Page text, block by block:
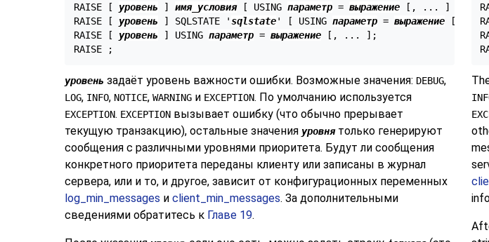
RAISE [
уровень ] имя_условия [ USING параметр = выражение [ , ... ]
RAISE [
уровень ] SQLSTATE 'sqlstate' [ USING параметр = выражение [ , ...
RAISE [
уровень ] USING параметр = выражение [ , ...
];
уровень задаёт уровень важности ошибки. Возможные значения: DEBUG,
LOG, INFO, NOTICE, WARNING и EXCEPTION. По умолчанию используется
EXCEPTION. EXCEPTION вызывает ошибку (что обычно прерывает
текущую транзакцию), остальные значения уровнятолько генерируют
сообщения с различными уровнями приоритета. Будут ли сообщения
конкретного приоритета переданы клиенту или записаны в журнал
сервера, или и то, и другое, зависит от конфигурационных переменных
log_min_messages и client_min_messages. За дополнительными
сведениями обратитесь к Главе 19.